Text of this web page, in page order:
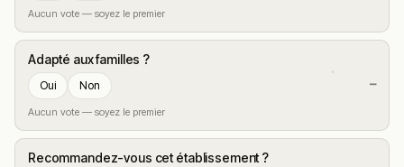
Aucun vote — soyez le premier
Adapté aux familles ?
Oui Non
Aucun vote — soyez le premier
—
Recommandez-vous cet établissement ?